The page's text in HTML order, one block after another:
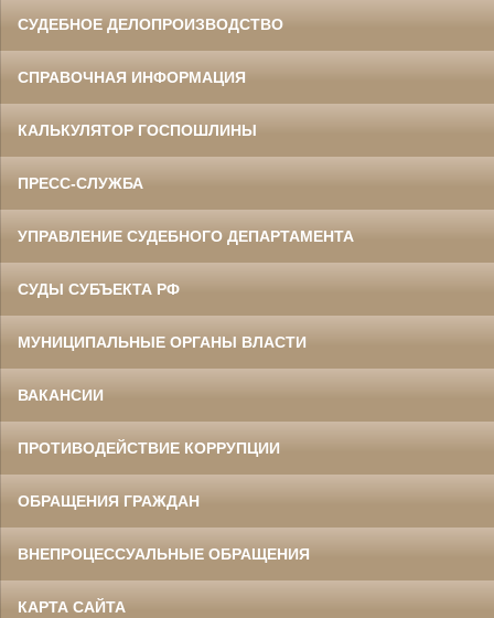
СУДЕБНОЕ ДЕЛОПРОИЗВОДСТВО
СПРАВОЧНАЯ ИНФОРМАЦИЯ
КАЛЬКУЛЯТОР ГОСПОШЛИНЫ
ПРЕСС-СЛУЖБА
УПРАВЛЕНИЕ СУДЕБНОГО ДЕПАРТАМЕНТА
СУДЫ СУБЪЕКТА РФ
МУНИЦИПАЛЬНЫЕ ОРГАНЫ ВЛАСТИ
ВАКАНСИИ
ПРОТИВОДЕЙСТВИЕ КОРРУПЦИИ
ОБРАЩЕНИЯ ГРАЖДАН
ВНЕПРОЦЕССУАЛЬНЫЕ ОБРАЩЕНИЯ
КАРТА САЙТА